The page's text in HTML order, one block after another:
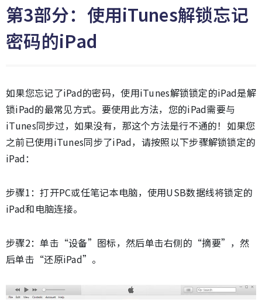
第3部分：使用iTunes解锁忘记
密码的iPad
如果您忘记了iPad的密码，使用iTunes解锁锁定的iPad是解
锁iPad的最常见方式。要使用此方法，您的iPad需要与
iTunes同步过，如果没有，那这个方法是行不通的！如果您
之前已使用iTunes同步了iPad，请按照以下步骤解锁锁定的
iPad：
步骤1：打开PC或任笔记本电脑，使用USB数据线将锁定的
iPad和电脑连接。
步骤2：单击“设备”图标，然后单击右侧的“摘要”，然
后单击“还原iPad”。